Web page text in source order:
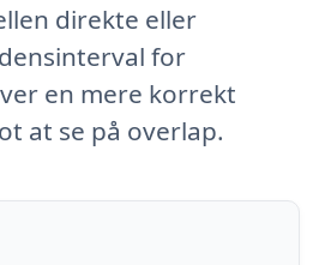
direkte eller
for
en mere korrekt
at se på overlap.